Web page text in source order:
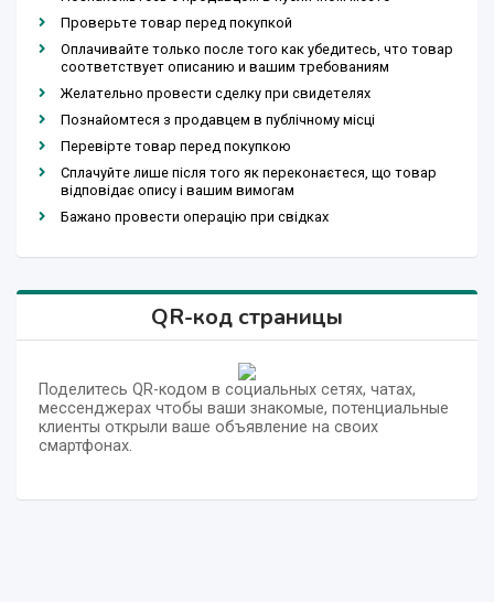
Проверьте товар перед покупкой
Оплачивайте только после того как убедитесь, что товар
соответствует описанию и вашим требованиям
Желательно провести сделку при свидетелях
Познайомтеся з продавцем в публічному місці
Перевірте товар перед покупкою
Сплачуйте лише після того як переконаєтеся, що товар
відповідає опису і вашим вимогам
Бажано провести операцію при свідках
QR-код страницы
Поделитесь QR-кодом в социальных сетях, чатах,
мессенджерах чтобы ваши знакомые, потенциальные
клиенты открыли ваше объявление на своих
смартфонах.